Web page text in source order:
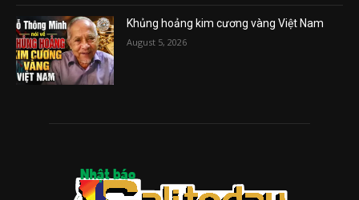
Khủng hoảng kim cương vàng Việt Nam
August 5, 2026